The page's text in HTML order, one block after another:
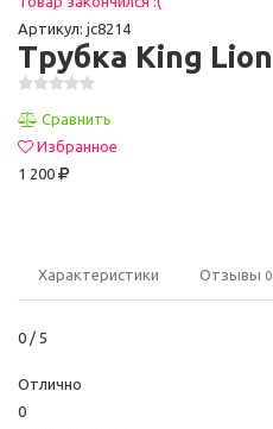
Артикул: jc8214
Трубка King Lion
Сравнить
Избранное
1 200
Характеристики Отзывы 0
0 / 5
Отлично
0